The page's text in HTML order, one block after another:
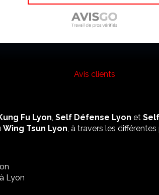
Avis clients
Fu Lyon Self Défense Lyon et
Wing Tsun Lyon , à travers les
Lyon